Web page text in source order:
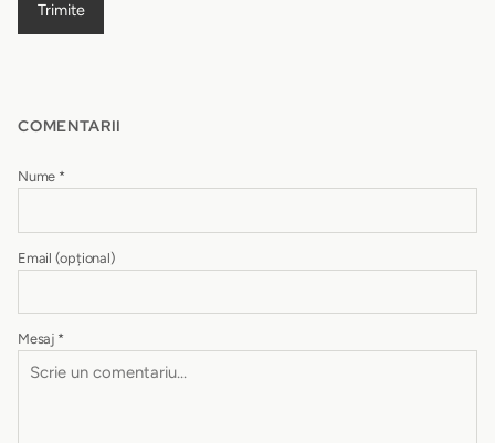
Trimite
COMENTARII
Nume *
Email (opțional)
Mesaj *